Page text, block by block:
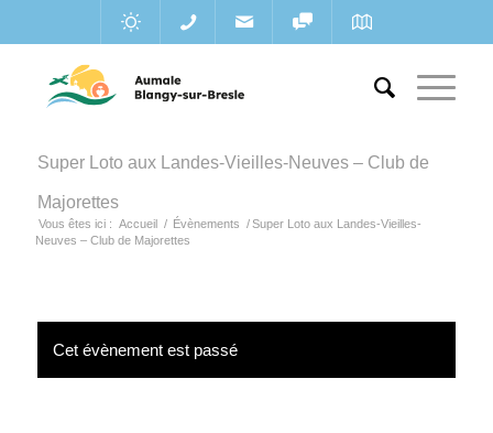
Super Loto aux Landes-Vieilles-Neuves – Club de
Majorettes
Vous êtes ici : Accueil / Évènements / Super Loto aux Landes-Vieilles-
Neuves – Club de Majorettes
Cet évènement est passé